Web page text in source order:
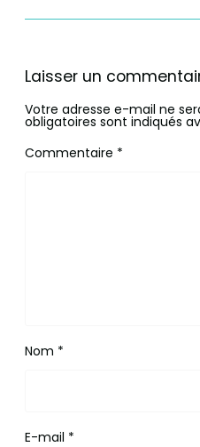
Laisser un
Votre adresse e-mail ne
obligatoires sont indiqués
Commentaire *
Nom *
E-mail *